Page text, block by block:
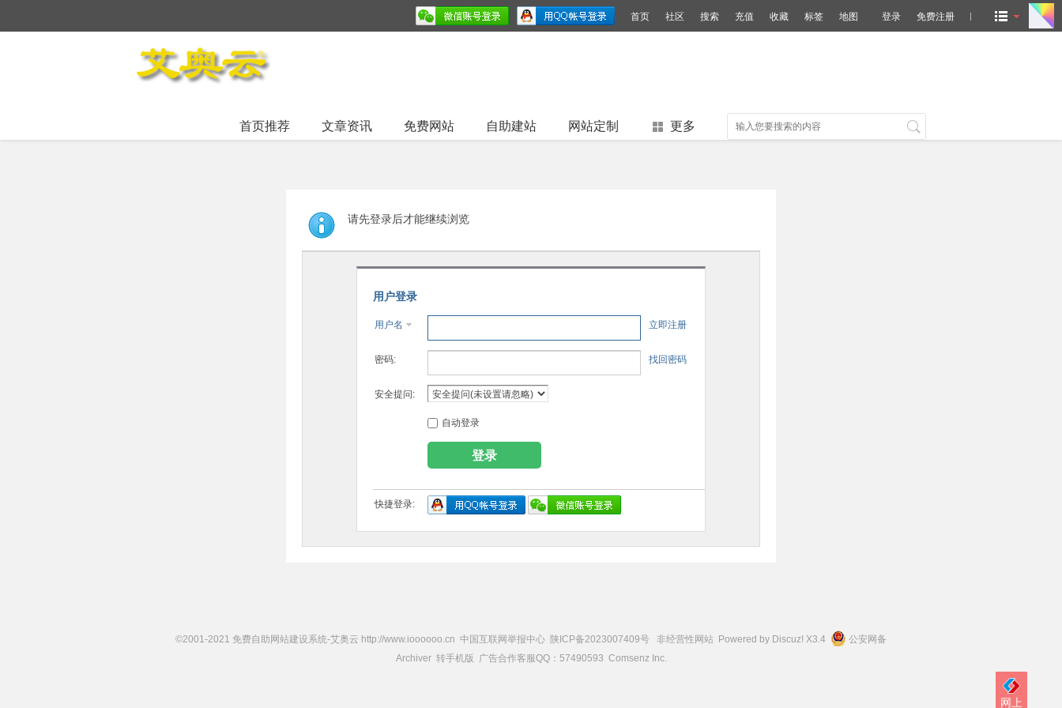
首页 社区 搜索 充值 收藏 标签 地图 登录 免费注册
首页推荐 文章资讯 免费网站 自助建站 网站定制 更多
请先登录后才能继续浏览
用户登录
用户名 立即注册
密码: 找回密码
安全提问:
自动登录
登录
快捷登录:
©2001-2021 免费自助网站建设系统-艾奥云 http://www.ioooooo.cn 中国互联网举报中心 陕ICP备2023007409号 非经营性网站 Powered by Discuz! X3.4
公安网备
Archiver 转手机版 广告合作客服QQ：57490593 Comsenz Inc.
网上